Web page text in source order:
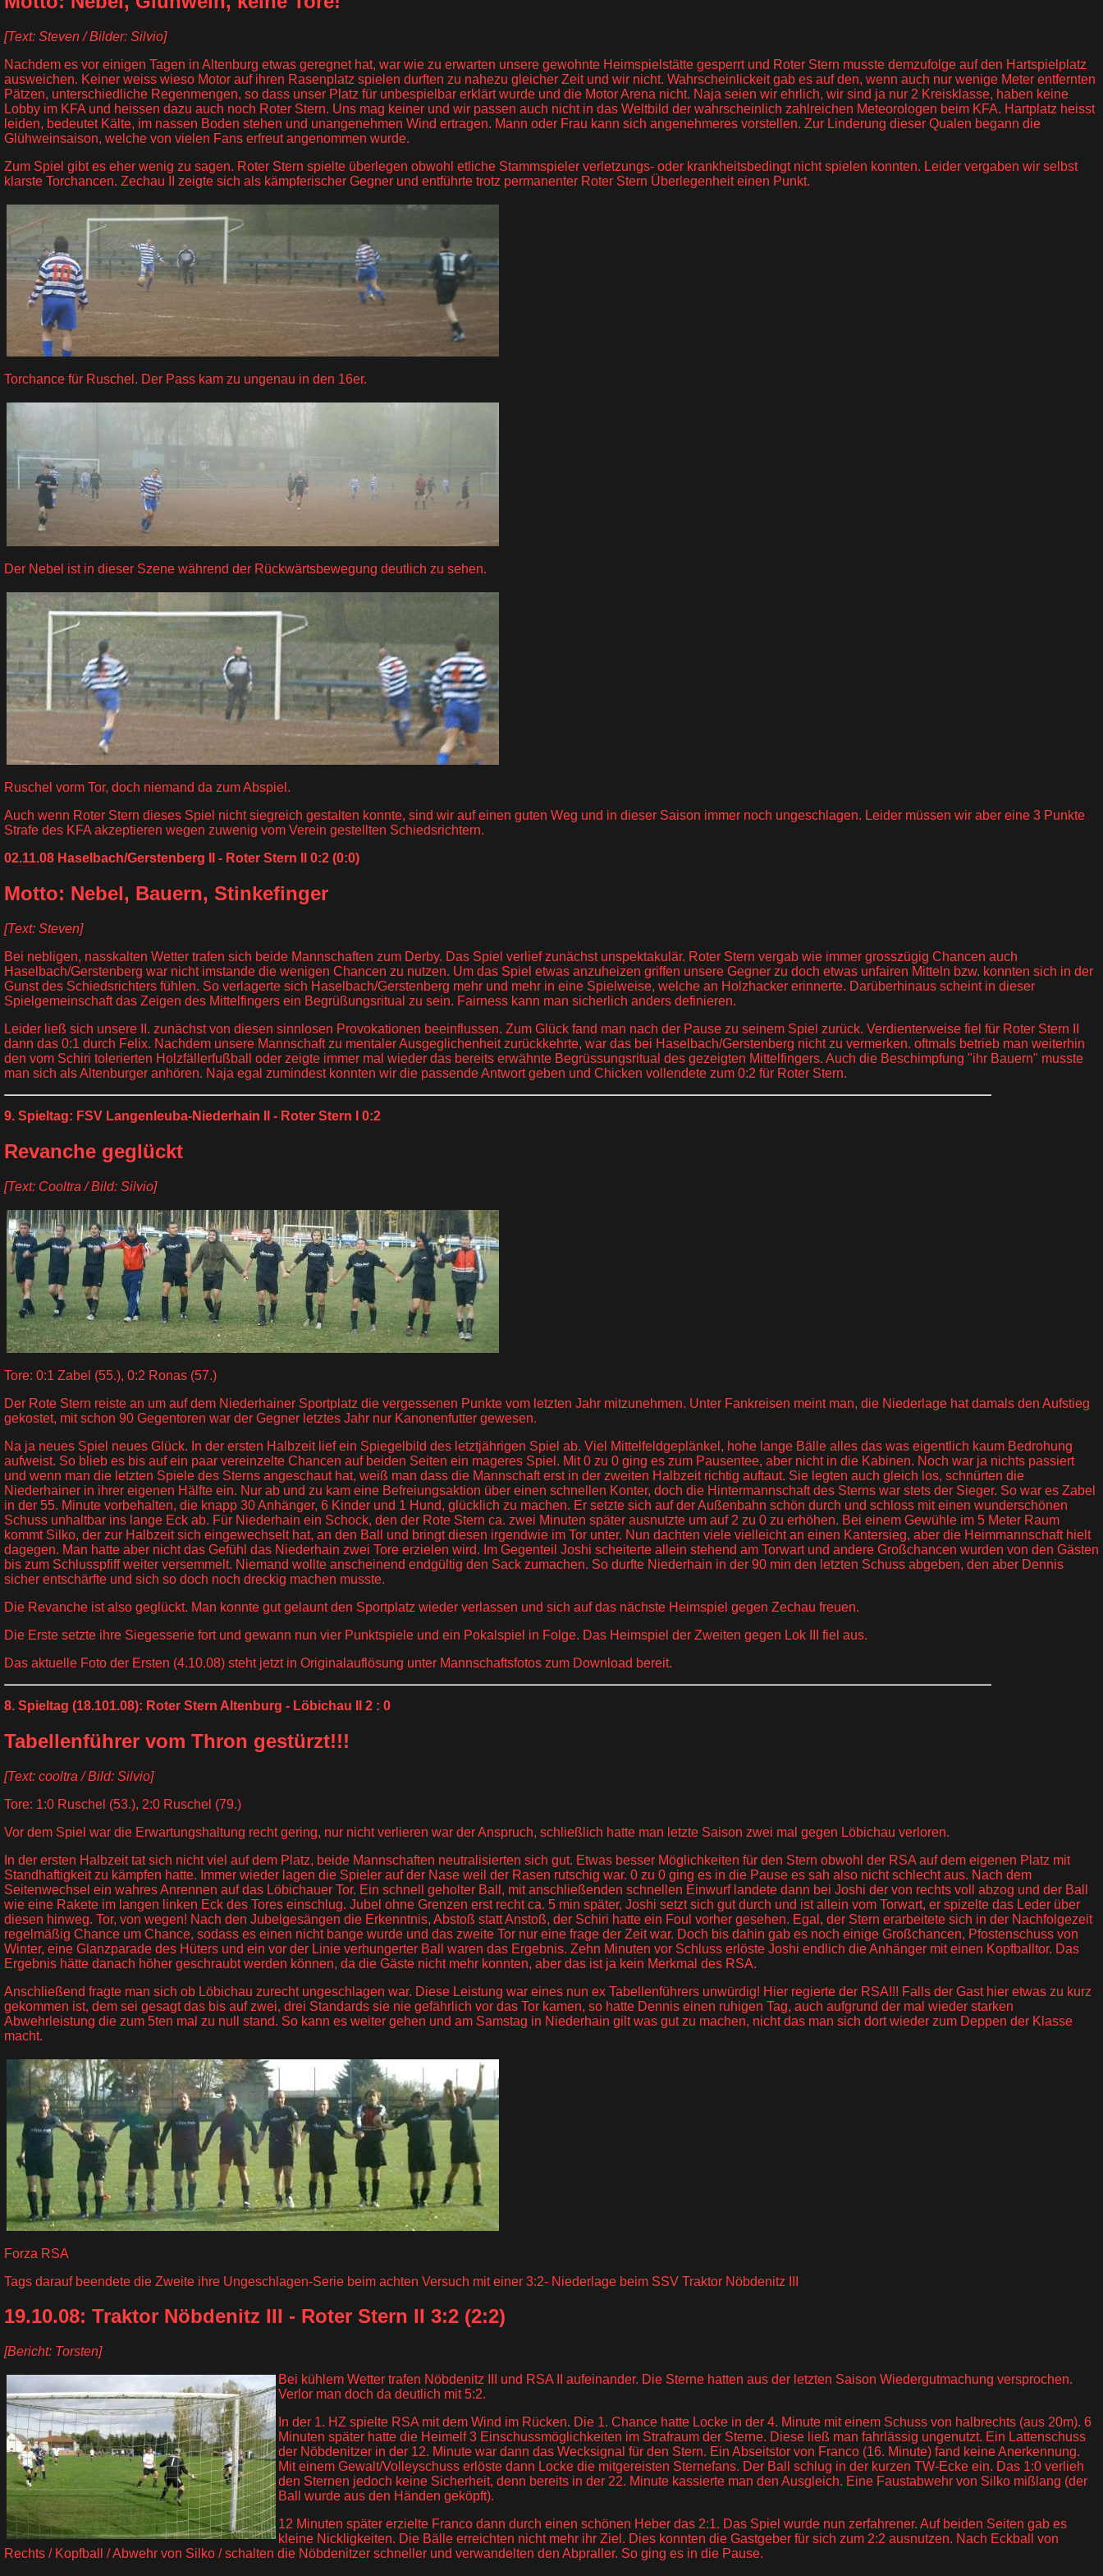
[Text: Steven / Bilder: Silvio]
Nachdem es vor einigen Tagen in Altenburg etwas geregnet hat, war wie zu erwarten unsere gewohnte Heimspielstätte gesperrt und Roter Stern musste demzufolge auf den Hartspielplatz
ausweichen. Keiner weiss wieso Motor auf ihren Rasenplatz spielen durften zu nahezu gleicher Zeit und wir nicht. Wahrscheinlickeit gab es auf den, wenn auch nur wenige Meter entfernten
Pätzen, unterschiedliche Regenmengen, so dass unser Platz für unbespielbar erklärt wurde und die Motor Arena nicht. Naja seien wir ehrlich, wir sind ja nur 2 Kreisklasse, haben keine
Lobby im KFA und heissen dazu auch noch Roter Stern. Uns mag keiner und wir passen auch nicht in das Weltbild der wahrscheinlich zahlreichen Meteorologen beim KFA. Hartplatz heisst
leiden, bedeutet Kälte, im nassen Boden stehen und unangenehmen Wind ertragen. Mann oder Frau kann sich angenehmeres vorstellen. Zur Linderung dieser Qualen begann die
Glühweinsaison, welche von vielen Fans erfreut angenommen wurde.
Zum Spiel gibt es eher wenig zu sagen. Roter Stern spielte überlegen obwohl etliche Stammspieler verletzungs- oder krankheitsbedingt nicht spielen konnten. Leider vergaben wir selbst
klarste Torchancen. Zechau II zeigte sich als kämpferischer Gegner und entführte trotz permanenter Roter Stern Überlegenheit einen Punkt.
Torchance für Ruschel. Der Pass kam zu ungenau in den 16er.
Der Nebel ist in dieser Szene während der Rückwärtsbewegung deutlich zu sehen.
Ruschel vorm Tor, doch niemand da zum Abspiel.
Auch wenn Roter Stern dieses Spiel nicht siegreich gestalten konnte, sind wir auf einen guten Weg und in dieser Saison immer noch ungeschlagen. Leider müssen wir aber eine 3 Punkte
Strafe des KFA akzeptieren wegen zuwenig vom Verein gestellten Schiedsrichtern.
02.11.08 Haselbach/Gerstenberg II - Roter Stern II 0:2 (0:0)
Motto: Nebel, Bauern, Stinkefinger
[Text: Steven]
Bei nebligen, nasskalten Wetter trafen sich beide Mannschaften zum Derby. Das Spiel verlief zunächst unspektakulär. Roter Stern vergab wie immer grosszügig Chancen auch
Haselbach/Gerstenberg war nicht imstande die wenigen Chancen zu nutzen. Um das Spiel etwas anzuheizen griffen unsere Gegner zu doch etwas unfairen Mitteln bzw. konnten sich in der
Gunst des Schiedsrichters fühlen. So verlagerte sich Haselbach/Gerstenberg mehr und mehr in eine Spielweise, welche an Holzhacker erinnerte. Darüberhinaus scheint in dieser
Spielgemeinschaft das Zeigen des Mittelfingers ein Begrüßungsritual zu sein. Fairness kann man sicherlich anders definieren.
Leider ließ sich unsere II. zunächst von diesen sinnlosen Provokationen beeinflussen. Zum Glück fand man nach der Pause zu seinem Spiel zurück. Verdienterweise fiel für Roter Stern II
dann das 0:1 durch Felix. Nachdem unsere Mannschaft zu mentaler Ausgeglichenheit zurückkehrte, war das bei Haselbach/Gerstenberg nicht zu vermerken. oftmals betrieb man weiterhin
den vom Schiri tolerierten Holzfällerfußball oder zeigte immer mal wieder das bereits erwähnte Begrüssungsritual des gezeigten Mittelfingers. Auch die Beschimpfung "ihr Bauern" musste
man sich als Altenburger anhören. Naja egal zumindest konnten wir die passende Antwort geben und Chicken vollendete zum 0:2 für Roter Stern.
9. Spieltag: FSV Langenleuba-Niederhain II - Roter Stern I 0:2
Revanche geglückt
[Text: Cooltra / Bild: Silvio]
Tore: 0:1 Zabel (55.), 0:2 Ronas (57.)
Der Rote Stern reiste an um auf dem Niederhainer Sportplatz die vergessenen Punkte vom letzten Jahr mitzunehmen. Unter Fankreisen meint man, die Niederlage hat damals den Aufstieg
gekostet, mit schon 90 Gegentoren war der Gegner letztes Jahr nur Kanonenfutter gewesen.
Na ja neues Spiel neues Glück. In der ersten Halbzeit lief ein Spiegelbild des letztjährigen Spiel ab. Viel Mittelfeldgeplänkel, hohe lange Bälle alles das was eigentlich kaum Bedrohung
aufweist. So blieb es bis auf ein paar vereinzelte Chancen auf beiden Seiten ein mageres Spiel. Mit 0 zu 0 ging es zum Pausentee, aber nicht in die Kabinen. Noch war ja nichts passiert
und wenn man die letzten Spiele des Sterns angeschaut hat, weiß man dass die Mannschaft erst in der zweiten Halbzeit richtig auftaut. Sie legten auch gleich los, schnürten die
Niederhainer in ihrer eigenen Hälfte ein. Nur ab und zu kam eine Befreiungsaktion über einen schnellen Konter, doch die Hintermannschaft des Sterns war stets der Sieger. So war es Zabel
in der 55. Minute vorbehalten, die knapp 30 Anhänger, 6 Kinder und 1 Hund, glücklich zu machen. Er setzte sich auf der Außenbahn schön durch und schloss mit einen wunderschönen
Schuss unhaltbar ins lange Eck ab. Für Niederhain ein Schock, den der Rote Stern ca. zwei Minuten später ausnutzte um auf 2 zu 0 zu erhöhen. Bei einem Gewühle im 5 Meter Raum
kommt Silko, der zur Halbzeit sich eingewechselt hat, an den Ball und bringt diesen irgendwie im Tor unter. Nun dachten viele vielleicht an einen Kantersieg, aber die Heimmannschaft hielt
dagegen. Man hatte aber nicht das Gefühl das Niederhain zwei Tore erzielen wird. Im Gegenteil Joshi scheiterte allein stehend am Torwart und andere Großchancen wurden von den Gästen
bis zum Schlusspfiff weiter versemmelt. Niemand wollte anscheinend endgültig den Sack zumachen. So durfte Niederhain in der 90 min den letzten Schuss abgeben, den aber Dennis
sicher entschärfte und sich so doch noch dreckig machen musste.
Die Revanche ist also geglückt. Man konnte gut gelaunt den Sportplatz wieder verlassen und sich auf das nächste Heimspiel gegen Zechau freuen.
Die Erste setzte ihre Siegesserie fort und gewann nun vier Punktspiele und ein Pokalspiel in Folge. Das Heimspiel der Zweiten gegen Lok III fiel aus.
Das aktuelle Foto der Ersten (4.10.08) steht jetzt in Originalauflösung unter Mannschaftsfotos zum Download bereit.
8. Spieltag (18.101.08): Roter Stern Altenburg - Löbichau II 2 : 0
Tabellenführer vom Thron gestürzt!!!
[Text: cooltra / Bild: Silvio]
Tore: 1:0 Ruschel (53.), 2:0 Ruschel (79.)
Vor dem Spiel war die Erwartungshaltung recht gering, nur nicht verlieren war der Anspruch, schließlich hatte man letzte Saison zwei mal gegen Löbichau verloren.
In der ersten Halbzeit tat sich nicht viel auf dem Platz, beide Mannschaften neutralisierten sich gut. Etwas besser Möglichkeiten für den Stern obwohl der RSA auf dem eigenen Platz mit
Standhaftigkeit zu kämpfen hatte. Immer wieder lagen die Spieler auf der Nase weil der Rasen rutschig war. 0 zu 0 ging es in die Pause es sah also nicht schlecht aus. Nach dem
Seitenwechsel ein wahres Anrennen auf das Löbichauer Tor. Ein schnell geholter Ball, mit anschließenden schnellen Einwurf landete dann bei Joshi der von rechts voll abzog und der Ball
wie eine Rakete im langen linken Eck des Tores einschlug. Jubel ohne Grenzen erst recht ca. 5 min später, Joshi setzt sich gut durch und ist allein vom Torwart, er spizelte das Leder über
diesen hinweg. Tor, von wegen! Nach den Jubelgesängen die Erkenntnis, Abstoß statt Anstoß, der Schiri hatte ein Foul vorher gesehen. Egal, der Stern erarbeitete sich in der Nachfolgezeit
regelmäßig Chance um Chance, sodass es einen nicht bange wurde und das zweite Tor nur eine frage der Zeit war. Doch bis dahin gab es noch einige Großchancen, Pfostenschuss von
Winter, eine Glanzparade des Hüters und ein vor der Linie verhungerter Ball waren das Ergebnis. Zehn Minuten vor Schluss erlöste Joshi endlich die Anhänger mit einen Kopfballtor. Das
Ergebnis hätte danach höher geschraubt werden können, da die Gäste nicht mehr konnten, aber das ist ja kein Merkmal des RSA.
Anschließend fragte man sich ob Löbichau zurecht ungeschlagen war. Diese Leistung war eines nun ex Tabellenführers unwürdig! Hier regierte der RSA!!! Falls der Gast hier etwas zu kurz
gekommen ist, dem sei gesagt das bis auf zwei, drei Standards sie nie gefährlich vor das Tor kamen, so hatte Dennis einen ruhigen Tag, auch aufgrund der mal wieder starken
Abwehrleistung die zum 5ten mal zu null stand. So kann es weiter gehen und am Samstag in Niederhain gilt was gut zu machen, nicht das man sich dort wieder zum Deppen der Klasse
macht.
Forza RSA
Tags darauf beendete die Zweite ihre Ungeschlagen-Serie beim achten Versuch mit einer 3:2- Niederlage beim SSV Traktor Nöbdenitz III
19.10.08: Traktor Nöbdenitz III - Roter Stern II 3:2 (2:2)
[Bericht: Torsten]
Bei kühlem Wetter trafen Nöbdenitz III und RSA II aufeinander. Die Sterne hatten aus der letzten Saison Wiedergutmachung versprochen.
Verlor man doch da deutlich mit 5:2.
In der 1. HZ spielte RSA mit dem Wind im Rücken. Die 1. Chance hatte Locke in der 4. Minute mit einem Schuss von halbrechts (aus 20m). 6
Minuten später hatte die Heimelf 3 Einschussmöglichkeiten im Strafraum der Sterne. Diese ließ man fahrlässig ungenutzt. Ein Lattenschuss
der Nöbdenitzer in der 12. Minute war dann das Wecksignal für den Stern. Ein Abseitstor von Franco (16. Minute) fand keine Anerkennung.
Mit einem Gewalt/Volleyschuss erlöste dann Locke die mitgereisten Sternefans. Der Ball schlug in der kurzen TW-Ecke ein. Das 1:0 verlieh
den Sternen jedoch keine Sicherheit, denn bereits in der 22. Minute kassierte man den Ausgleich. Eine Faustabwehr von Silko mißlang (der
Ball wurde aus den Händen geköpft).
12 Minuten später erzielte Franco dann durch einen schönen Heber das 2:1. Das Spiel wurde nun zerfahrener. Auf beiden Seiten gab es
kleine Nickligkeiten. Die Bälle erreichten nicht mehr ihr Ziel. Dies konnten die Gastgeber für sich zum 2:2 ausnutzen. Nach Eckball von
Rechts / Kopfball / Abwehr von Silko / schalten die Nöbdenitzer schneller und verwandelten den Abpraller. So ging es in die Pause.